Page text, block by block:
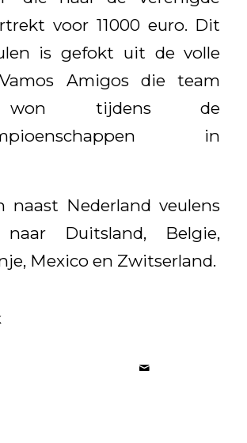
voor 11000 euro. Dit
is gefokt uit de volle
Amigos die team
tijdens de
in
naast Nederland veulens
naar Duitsland, Belgie,
Mexico en Zwitserland.